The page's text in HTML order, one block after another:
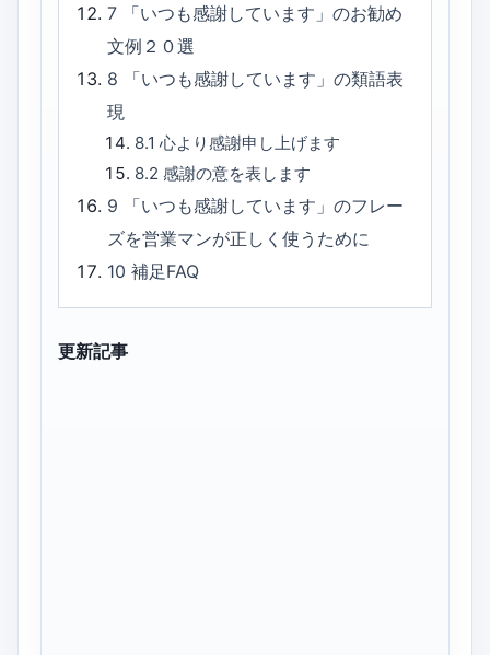
7
「いつも感謝しています」のお勧め
文例２０選
8
「いつも感謝しています」の類語表
現
8.1 心より感謝申し上げます
8.2 感謝の意を表します
9
「いつも感謝しています」のフレー
ズを営業マンが正しく使うために
10補足FAQ
更新記事